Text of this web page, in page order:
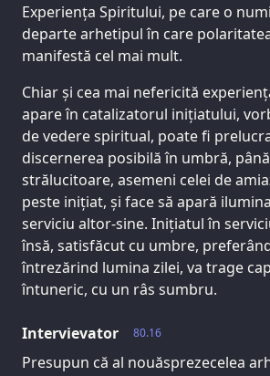
Experiența Spiritului, pe care o
departe arhetipul în care
manifestă cel mai mult.
Chiar și cea mai nefericită
apare în catalizatorul inițiatului,
de vedere spiritual, poate fi
discernerea posibilă în umbră,
strălucitoare, asemeni celei de
peste inițiat, și face să apară
serviciu altor-sine. Inițiatul în
însă, satisfăcut cu umbre,
întrezărind lumina zilei, va trage
întuneric, cu un râs sumbru.
80.16
Intervievator
Presupun că al nouăsprezecelea